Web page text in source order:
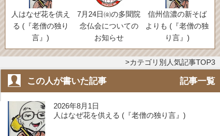
人はなぜ花を供え
る (『老僧の独り
言』)
7月24日㈮の多聞院
念仏会についての
お知らせ
信州信濃の新そば
よりも (『老僧の独
り言』)
カテゴリ別人気記事TOP3
この人が書いた記事 記事一覧
2026年8月1日
人はなぜ花を供える (『老僧の独り言』)